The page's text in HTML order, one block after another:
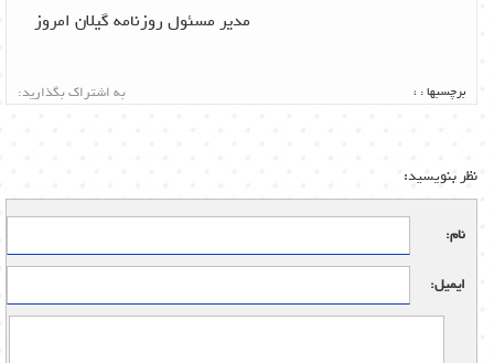
مدیر مسئول روزنامه گیلان امروز
برچسبها : ، به اشتراک بگذارید:
نظر بنویسید:
نام:
ایمیل: